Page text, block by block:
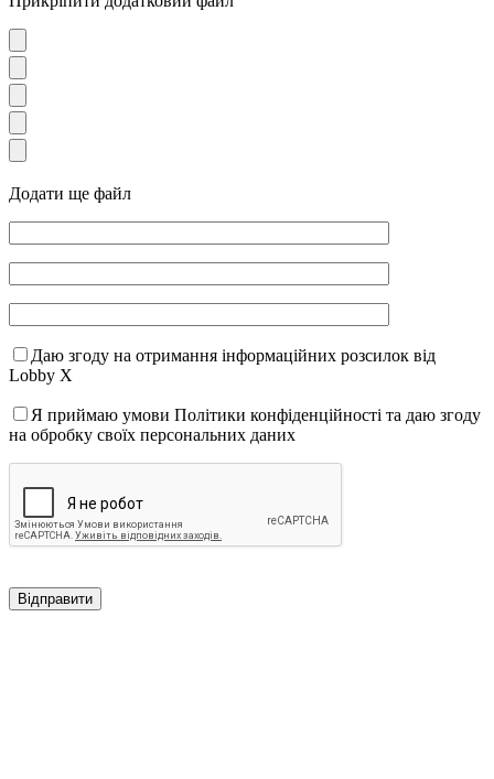
Додати ще файл
Даю згоду на отримання інформаційних розсилок від
Lobby X
Я приймаю умови Політики конфіденційності та даю згоду
на обробку своїх персональних даних